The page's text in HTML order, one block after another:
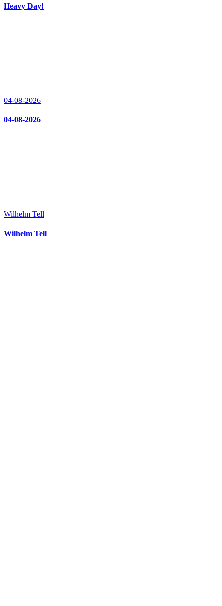
Heavy Day!
04-08-2026
04-08-2026
Wilhelm Tell
Wilhelm Tell